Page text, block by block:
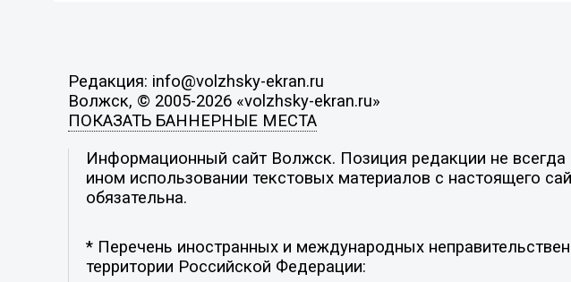
Редакция: info@volzhsky-ekran.ru
Волжск, © 2005-2026 «volzhsky-ekran.ru»
ПОКАЗАТЬ БАННЕРНЫЕ МЕСТА
Информационный сайт Волжск. Позиция редакции не всегда
ином использовании текстовых материалов с настоящего
обязательна.
* Перечень иностранных и международных
территории Российской Федерации: